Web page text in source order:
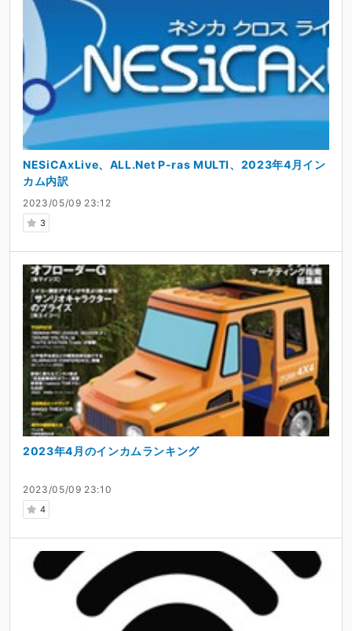
2023/05/09 23:12
3
NESiCAxLive、ALL.Net P-ras MULTI、2023年4月イン
カム内訳
2023/05/09 23:10
4
2023年4月のインカムランキング